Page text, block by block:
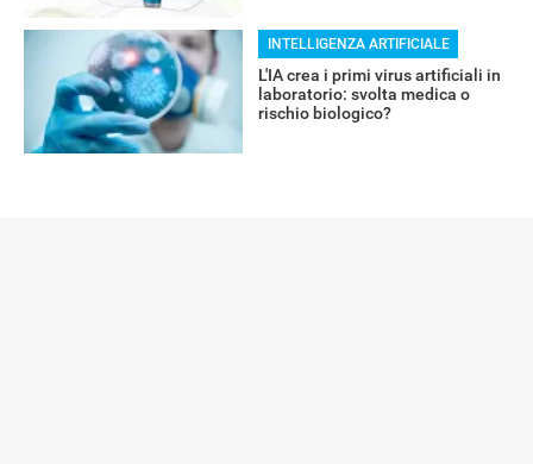
INTELLIGENZA ARTIFICIALE
L'IA crea i primi virus artificiali in
laboratorio: svolta medica o
rischio biologico?